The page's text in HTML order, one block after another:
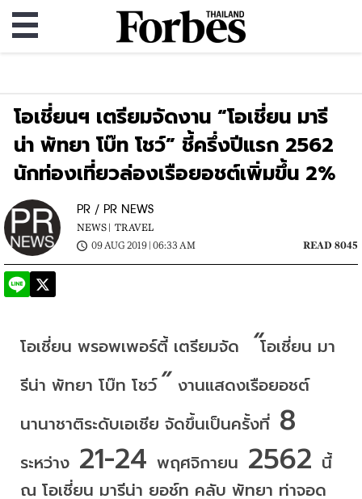
โอเชี่ยนฯ เตรียมจัดงาน “โอเชี่ยน มารี
น่า พัทยา โบ๊ท โชว์” ชี้ครึ่งปีแรก 2562
นักท่องเที่ยวล่องเรือยอชต์เพิ่มขึ้น 2%
PR / PR NEWS
NEWS |
TRAVEL
09 AUG 2019 | 06:33 AM
READ 8045
โอเชี่ยน พรอพเพอร์ตี้ เตรียมจัด “โอเชี่ยน มา
รีน่า พัทยา โบ๊ท โชว์” งานแสดงเรือยอชต์
นานาชาติระดับเอเชีย จัดขึ้นเป็นครั้งที่
ระหว่าง 21-24 พฤศจิกายน 2562 นี้
ณ โอเชี่ยน มารีน่า ยอช์ท คลับ พัทยา ท่าจอด